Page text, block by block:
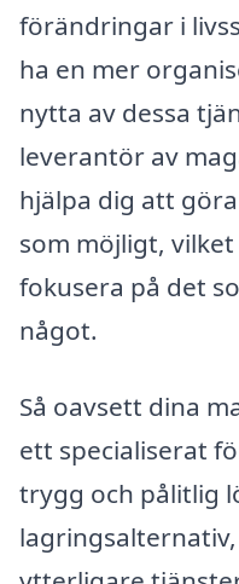
förändringar i
ha en mer
nytta av dessa
leverantör av
hjälpa dig att
som möjligt,
fokusera på det
något.
Så oavsett dina
ett specialiserat
trygg och pålitlig